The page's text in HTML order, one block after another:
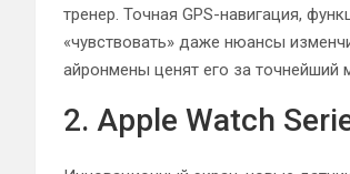
тренер. Точная GPS-навигация,
«чувствовать» даже нюансы
айронмены ценят его за точнейший
2. Apple Watch